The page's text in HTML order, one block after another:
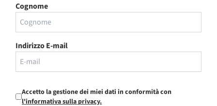
Cognome
Indirizzo E-mail
Accetto la gestione dei miei dati in conformità con
l'informativa sulla privacy.